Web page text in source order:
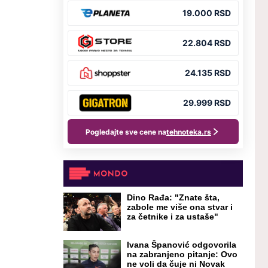
Dino Rađa: "Znate šta,
zabole me više ona stvar i
za četnike i za ustaše"
Ivana Španović odgovorila
na zabranjeno pitanje: Ovo
ne voli da čuje ni Novak